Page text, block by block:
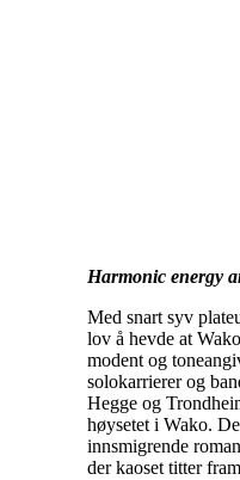
Harmonic energy
Med snart syv
lov å hevde at
modent og
solokarrierer og
Hegge og
høysetet i Wako.
innsmigrende
der kaoset titter